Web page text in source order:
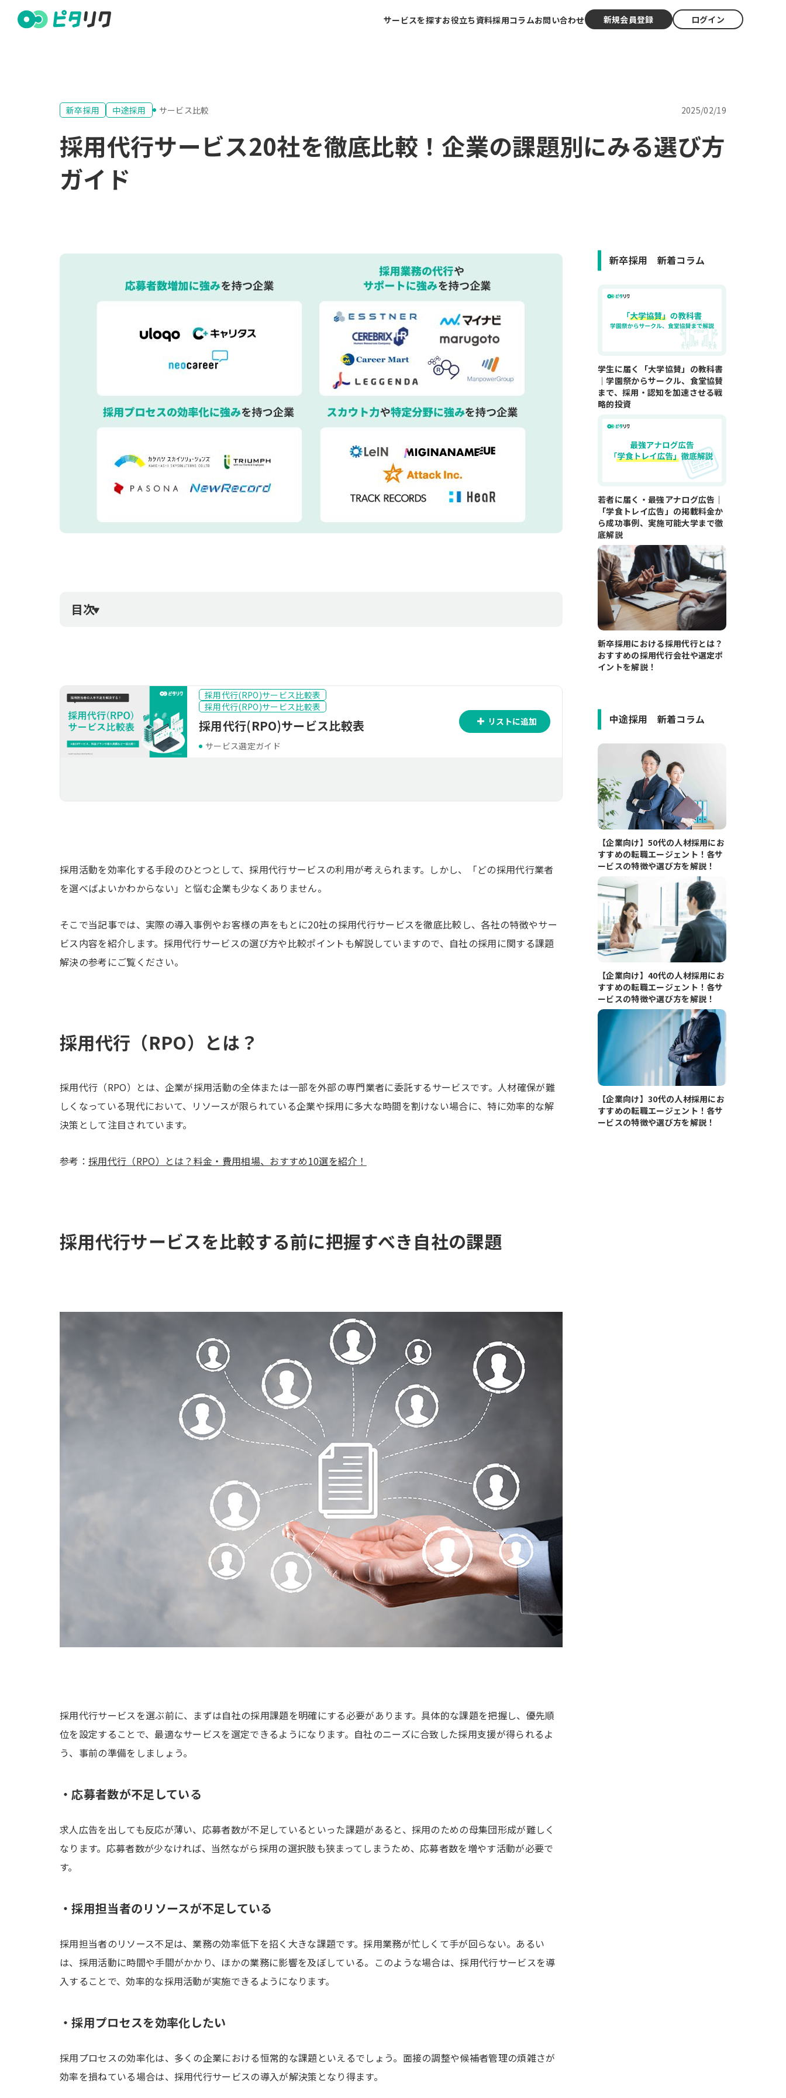
サービスを探すお役立ち資料採用コラムお問い合わせ 新規会員登録 ログイン
新卒採用 中途採用 サービス比較
採用代行サービス20社を徹底比較！企業の課題別にみる選び方
ガイド
2025/02/19
目次
採用代行(RPO)サービス比較表
採用代行(RPO)サービス比較表
採用代行(RPO)サービス比較表
サービス選定ガイド
リストに追加
採用活動を効率化する手段のひとつとして、採用代行サービスの利用が考えられます。しかし、「どの採用代行業者
を選べばよいかわからない」と悩む企業も少なくありません。
そこで当記事では、実際の導入事例やお客様の声をもとに20社の採用代行サービスを徹底比較し、各社の特徴やサー
ビス内容を紹介します。採用代行サービスの選び方や比較ポイントも解説していますので、自社の採用に関する課題
解決の参考にご覧ください。
採用代行（RPO）とは？
採用代行（RPO）とは、企業が採用活動の全体または一部を外部の専門業者に委託するサービスです。人材確保が難
しくなっている現代において、リソースが限られている企業や採用に多大な時間を割けない場合に、特に効率的な解
決策として注目されています。
参考： 採用代行（RPO）とは？料金・費用相場、おすすめ10選を紹介！
採用代行サービスを比較する前に把握すべき自社の課題
採用代行サービスを選ぶ前に、まずは自社の採用課題を明確にする必要があります。具体的な課題を把握し、優先順
位を設定することで、最適なサービスを選定できるようになります。自社のニーズに合致した採用支援が得られるよ
う、事前の準備をしましょう。
・応募者数が不足している
求人広告を出しても反応が薄い、応募者数が不足しているといった課題があると、採用のための母集団形成が難しく
なります。応募者数が少なければ、当然ながら採用の選択肢も狭まってしまうため、応募者数を増やす活動が必要で
す。
・採用担当者のリソースが不足している
採用担当者のリソース不足は、業務の効率低下を招く大きな課題です。採用業務が忙しくて手が回らない。あるい
は、採用活動に時間や手間がかかり、ほかの業務に影響を及ぼしている。このような場合は、採用代行サービスを導
入することで、効率的な採用活動が実施できるようになります。
・採用プロセスを効率化したい
採用プロセスの効率化は、多くの企業における恒常的な課題といえるでしょう。面接の調整や候補者管理の煩雑さが
効率を損ねている場合は、採用代行サービスの導入が解決策となり得ます。
新卒採用 新着コラム
学生に届く「大学協賛」の教科書
｜学園祭からサークル、食堂協賛
まで、採用・認知を加速させる戦
略的投資
若者に届く・最強アナログ広告｜
「学食トレイ広告」の掲載料金か
ら成功事例、実施可能大学まで徹
底解説
新卒採用における採用代行とは？
おすすめの採用代行会社や選定ポ
イントを解説！
中途採用 新着コラム
【企業向け】50代の人材採用にお
すすめの転職エージェント！各サ
ービスの特徴や選び方を解説！
【企業向け】40代の人材採用にお
すすめの転職エージェント！各サ
ービスの特徴や選び方を解説！
【企業向け】30代の人材採用にお
すすめの転職エージェント！各サ
ービスの特徴や選び方を解説！